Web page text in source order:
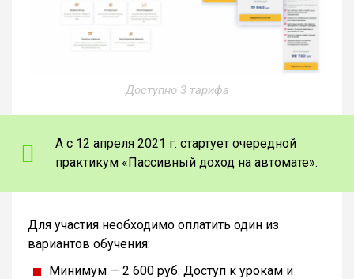
Доступно 3 тарифа
А с 12 апреля 2021 г. стартует очередной
практикум «Пассивный доход на автомате».
Для участия необходимо оплатить один из
вариантов обучения:
Минимум — 2 600 руб. Доступ к урокам и